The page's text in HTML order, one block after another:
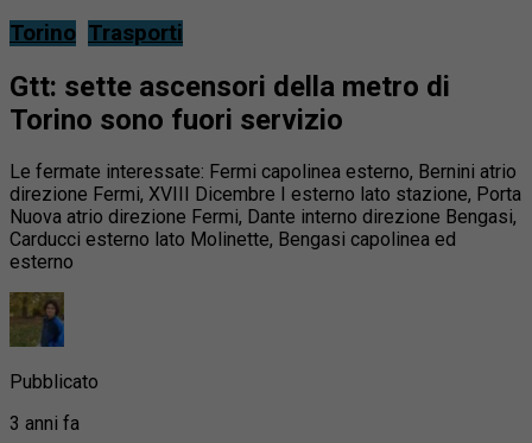
Torino Trasporti
Gtt: sette ascensori della metro di
Torino sono fuori servizio
Le fermate interessate: Fermi capolinea esterno, Bernini atrio
direzione Fermi, XVIII Dicembre I esterno lato stazione, Porta
Nuova atrio direzione Fermi, Dante interno direzione Bengasi,
Carducci esterno lato Molinette, Bengasi capolinea ed
esterno
Pubblicato
3 anni fa